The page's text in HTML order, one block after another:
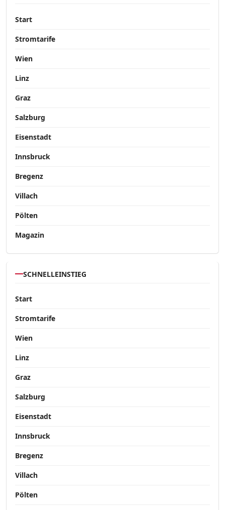
Start
Stromtarife
Wien
Linz
Graz
Salzburg
Eisenstadt
Innsbruck
Bregenz
Villach
Pölten
Magazin
SCHNELLEINSTIEG
Start
Stromtarife
Wien
Linz
Graz
Salzburg
Eisenstadt
Innsbruck
Bregenz
Villach
Pölten